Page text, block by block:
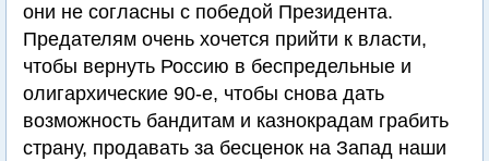
они не согласны с победой Президента.
Предателям очень хочется прийти к власти,
чтобы вернуть Россию в беспредельные и
олигархические 90-е, чтобы снова дать
возможность бандитам и казнокрадам грабить
страну, продавать за бесценок на Запад наши